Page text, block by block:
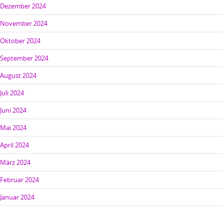
Dezember 2024
November 2024
Oktober 2024
September 2024
August 2024
Juli 2024
Juni 2024
Mai 2024
April 2024
März 2024
Februar 2024
Januar 2024